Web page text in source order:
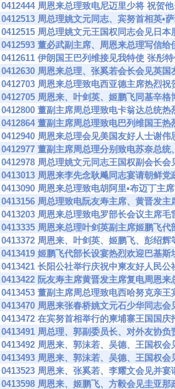
周恩来总理致电尼迈里少将 祝贺
周总理姚文元同志、宾努首相英•
0412515 周总理姚文元王国权同志会见日
0412593 董必武副主席、周恩来总理写信
0412611 伊朗国王巴列维接见我特使 张彤
周恩来总理、张奚若会长会见英国
周恩来总理致电西亚德主席热烈祝
周恩来、叶剑英、姬鹏飞同基辛格
董副主席周总理致电卡翁达总统
0412864 董副主席周总理致电巴列维国王
0412940 周恩来总理会见美国友好人士谢
0412977 董副主席周总理分别致电苏奈总
0412978 周总理姚文元同志王国权副会长
0413013 周恩来李先念耿飚同志宴请朝鲜
周恩来总理致电胡阿里•布迈丁主
0413156 周总理致电阮友寿主席、黄晋发
0413203 周恩来总理致电罗部长会议主席
0413335 周恩来总理叶剑英副主席姬鹏飞
0413372 周恩来、叶剑英、姬鹏飞、彭绍
0413419 姬鹏飞代部长设宴热烈欢迎巴基
0413421 长阳公社举行庆祝中柬友好人民
0413422 阮友寿主席黄晋发主席复电周恩
0413453 董副主席周总理致电西哈努克亲
0413470 周恩来张春桥姚文元石少华同志
在宾努首相举行的柬埔寨王国国
0413491 周总理、郭副委员长、对外友协
周恩来、郭沫若、吴德、王国权
0413493 周恩来、郭沫若、吴德、王国权
周恩来、张奚若、李耀文会见并
周恩来、姬鹏飞、方毅会见圭亚那